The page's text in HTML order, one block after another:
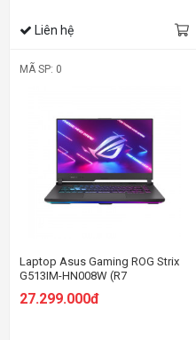
Liên hệ
MÃ SP: 0
Laptop Asus Gaming ROG Strix
G513IM-HN008W (R7
4800H/16GB RAM/512GB
SSD/15.6 FHD 144hz/RTX 3060
27.299.000đ